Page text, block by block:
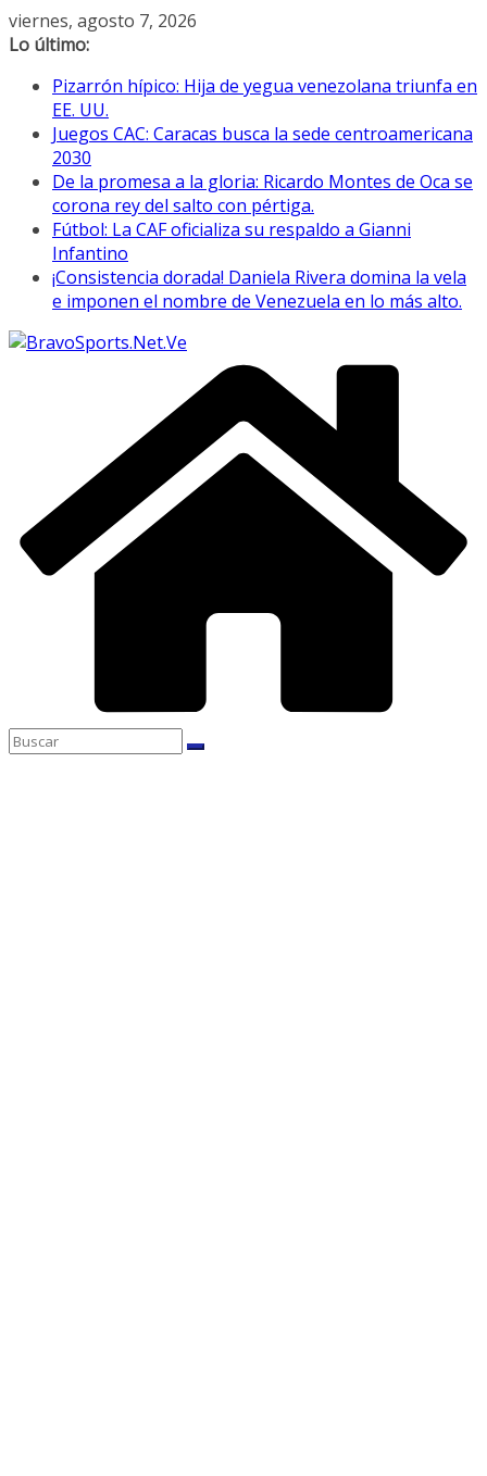
Saltar
al
viernes, agosto 7, 2026
Lo último:
Pizarrón hípico: Hija de yegua venezolana triunfa en
EE. UU.
Juegos CAC: Caracas busca la sede centroamericana
2030
De la promesa a la gloria: Ricardo Montes de Oca se
corona rey del salto con pértiga.
Fútbol: La CAF oficializa su respaldo a Gianni
Infantino
¡Consistencia dorada! Daniela Rivera domina la vela
e imponen el nombre de Venezuela en lo más alto.